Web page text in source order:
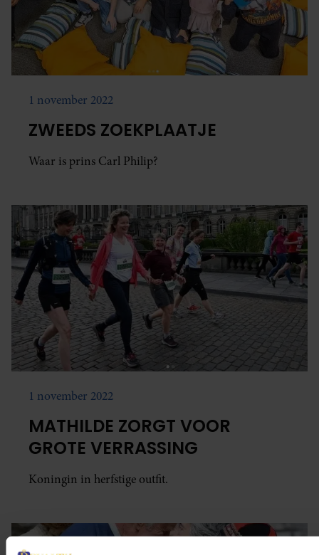
1 november 2022
ZWEEDS ZOEKPLAATJE
Waar is prins Carl Philip?
1 november 2022
MATHILDE ZORGT VOOR
GROTE VERRASSING
Koningin in herfstige outfit.